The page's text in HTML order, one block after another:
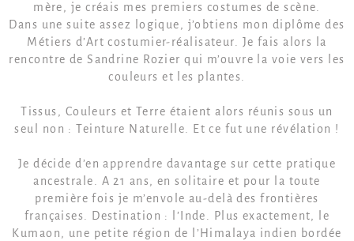
mère, je créais mes premiers costumes de scène.
Dans une suite assez logique, j’obtiens mon diplôme des
Métiers d’Art costumier-réalisateur. Je fais alors la
rencontre de Sandrine Rozier qui m’ouvre la voie vers les
couleurs et les plantes.
Tissus, Couleurs et Terre étaient alors réunis sous un
seul non : Teinture Naturelle. Et ce fut une révélation !
Je décide d’en apprendre davantage sur cette pratique
ancestrale. A 21 ans, en solitaire et pour la toute
première fois je m’envole au-delà des frontières
françaises. Destination : l’Inde. Plus exactement, le
Kumaon, une petite région de l’Himalaya indien bordée